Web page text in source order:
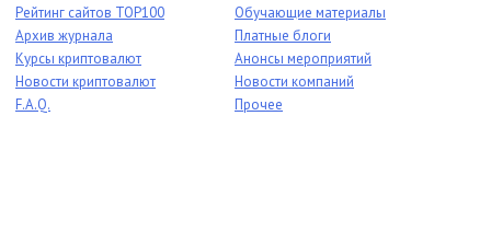
Рейтинг сайтов TOP100
Архив журнала
Курсы криптовалют
Новости криптовалют
F.A.Q.
Обучающие материалы
Платные блоги
Анонсы мероприятий
Новости компаний
Прочее